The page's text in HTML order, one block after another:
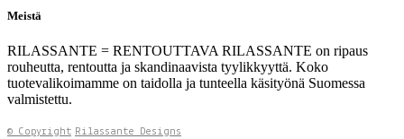
Meistä
RILASSANTE = RENTOUTTAVA RILASSANTE on ripaus
rouheutta, rentoutta ja skandinaavista tyylikkyyttä. Koko
tuotevalikoimamme on taidolla ja tunteella käsityönä Suomessa
valmistettu.
© Copyright Rilassante Designs